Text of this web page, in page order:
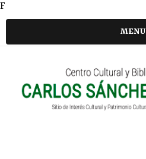
F
MENU